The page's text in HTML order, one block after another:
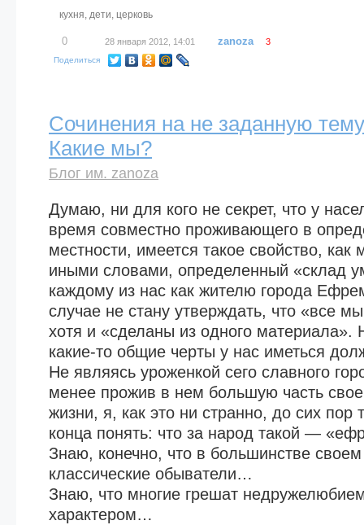
кухня, дети, церковь
0 28 января 2012, 14:01 zanoza 3
Поделиться
Сочинения на не заданную
Какие мы?
Блог им. zanoza
Думаю, ни для кого не секрет, что у
время совместно проживающего в
местности, имеется такое свойство, как
иными словами, определенный «склад
каждому из нас как жителю города
случае не стану утверждать, что «все
хотя и «сделаны из одного материала».
какие-то общие черты у нас иметься
Не являясь уроженкой сего славного
менее прожив в нем большую часть
жизни, я, как это ни странно, до сих пор
конца понять: что за народ такой —
Знаю, конечно, что в большинстве
классические обыватели…
Знаю, что многие грешат
характером…